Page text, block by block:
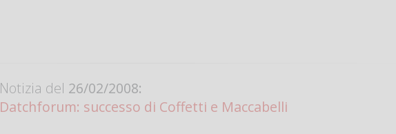
Notizia del 26/02/2008:
Datchforum: successo di Coffetti e Maccabelli